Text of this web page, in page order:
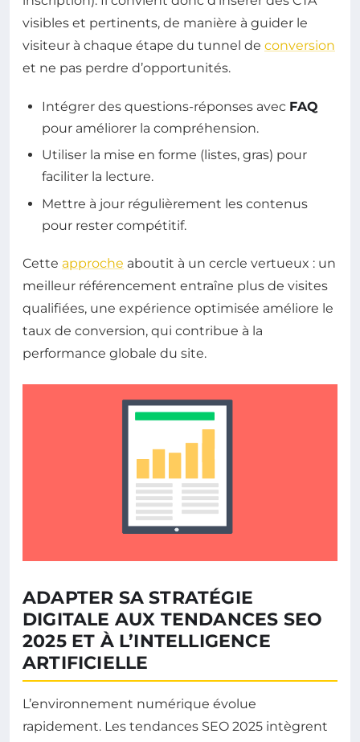
visibles et pertinents, de manière à guider le
visiteur à chaque étape du tunnel de conversion
et ne pas perdre d’opportunités.
Intégrer des questions-réponses avec FAQ
pour améliorer la compréhension.
Utiliser la mise en forme (listes, gras) pour
faciliter la lecture.
Mettre à jour régulièrement les contenus
pour rester compétitif.
Cette approche aboutit à un cercle vertueux : un
meilleur référencement entraîne plus de visites
qualifiées, une expérience optimisée améliore le
taux de conversion, qui contribue à la
performance globale du site.
ADAPTER SA STRATÉGIE
DIGITALE AUX TENDANCES SEO
2025 ET À L’INTELLIGENCE
ARTIFICIELLE
L’environnement numérique évolue
rapidement. Les tendances SEO 2025 intègrent